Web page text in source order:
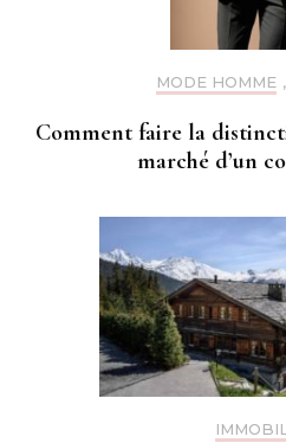
MODE HOMME ,
Comment faire la
marché d’un